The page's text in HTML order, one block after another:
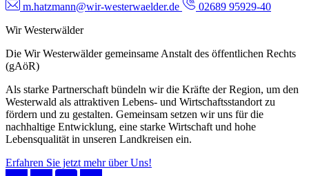
m.hatzmann@wir-westerwaelder.de
02689 95929-40
Wir Westerwälder
Die Wir Westerwälder gemeinsame Anstalt des öffentlichen Rechts
(gAöR)
Als starke Partnerschaft bündeln wir die Kräfte der Region, um den
Westerwald als attraktiven Lebens- und Wirtschaftsstandort zu
fördern und zu gestalten. Gemeinsam setzen wir uns für die
nachhaltige Entwicklung, eine starke Wirtschaft und hohe
Lebensqualität in unseren Landkreisen ein.
Erfahren Sie jetzt mehr über Uns!